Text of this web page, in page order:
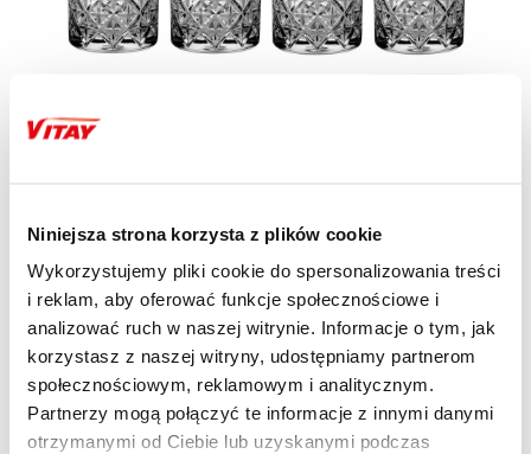
Niniejsza strona korzysta z plików cookie
Wykorzystujemy pliki cookie do spersonalizowania treści
i reklam, aby oferować funkcje społecznościowe i
analizować ruch w naszej witrynie. Informacje o tym, jak
korzystasz z naszej witryny, udostępniamy partnerom
społecznościowym, reklamowym i analitycznym.
Partnerzy mogą połączyć te informacje z innymi danymi
otrzymanymi od Ciebie lub uzyskanymi podczas
PROSTE I ERGONOMICZNE